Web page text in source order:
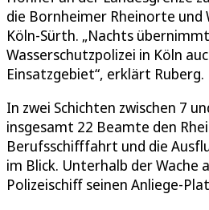
die Bornheimer Rheinorte und
Köln-Sürth. „Nachts
Wasserschutzpolizei in Köln
Einsatzgebiet“, erklärt Ruberg.
In zwei Schichten zwischen 7
insgesamt 22 Beamte den
Berufsschifffahrt und die
im Blick. Unterhalb der Wache
Polizeischiff seinen Anliege-